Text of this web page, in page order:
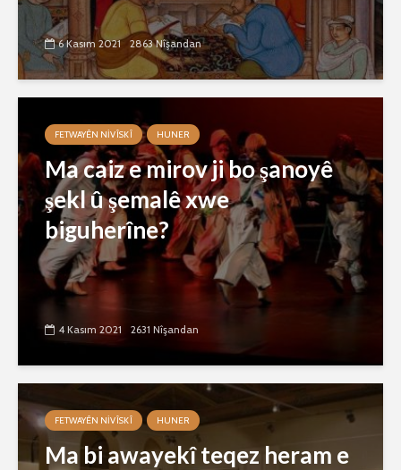
6 Kasım 2021 2863 Nîşandan
FETWAYÊN NIVÎSKÎ HUNER
Ma caiz e mirov ji bo şanoyê
şekl û şemalê xwe
biguherîne?
4 Kasım 2021 2631 Nîşandan
FETWAYÊN NIVÎSKÎ HUNER
Ma bi awayekî teqez heram e